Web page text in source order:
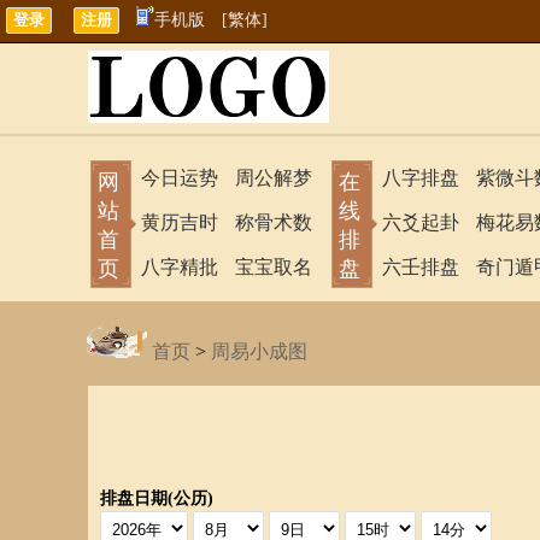
手机版 [繁体]
网
站
首
页
今日运势
黄历吉时
八字精批
周公解梦
称骨术数
宝宝取名
在
线
排
盘
八字排盘
六爻起卦
六壬排盘
紫微斗
梅花易
奇门遁
首页 > 周易小成图
排盘日期(公历)